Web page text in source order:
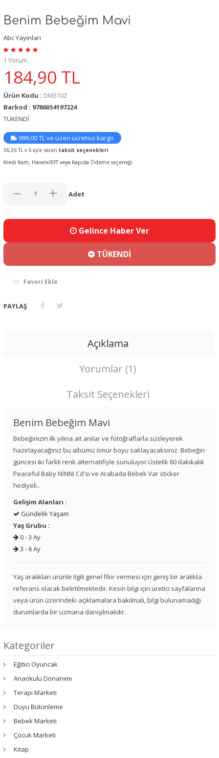
Benim Bebeğim Mavi
Abc Yayınları
1 Yorum
184,90 TL
Ürün Kodu : DM3102
Barkod : 9786054197224
TÜKENDİ
999,00 TL ve üzeri ücretsiz kargo
36,36 TL x 6 ay’a varan taksit seçenekleri
Kredi Kartı, Havale/EFT veya Kapıda Ödeme seçeneği
Adet
Gelince Haber Ver
TÜKENDİ
Favori Ekle
PAYLAŞ
Açıklama
Yorumlar (1)
Taksit Seçenekleri
Benim Bebeğim Mavi
Bebeğinizin ilk yılına ait anılar ve fotoğraflarla süsleyerek
hazırlayacağınız bu albümü ömür boyu saklayacaksınız. Bebeğin
güncesi iki farklı renk alternatifiyle sunuluyor.Üstelik 60 dakikalık
Peaceful Baby NİNNi Cd'si ve Arabada Bebek Var sticker
hediyeli..
Gelişim Alanları :
Gündelik Yaşam
Yaş Grubu :
0 - 3 Ay
3 - 6 Ay
Yaş aralıkları ürünle ilgili genel fikir vermesi için geniş bir aralıkta
referans olarak belirtilmektedir. Kesin bilgi için üretici sayfalarına
veya ürün üzerindeki açıklamalara bakılmalı, bilgi bulunamadığı
durumlarda bir uzmana danışılmalıdır.
Kategoriler
Eğitici Oyuncak
Anaokulu Donanımı
Terapi Marketi
Duyu Bütünleme
Bebek Marketi
Çocuk Marketi
Kitap